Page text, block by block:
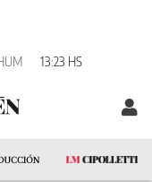
13:23 HS